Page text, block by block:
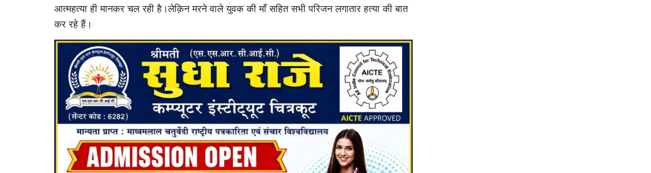
आत्महत्या ही मानकर चल रही है।लेक़िन मरने वाले युवक की माँ सहित सभी परिजन लगातार हत्या की बात
कर रहे हैं।